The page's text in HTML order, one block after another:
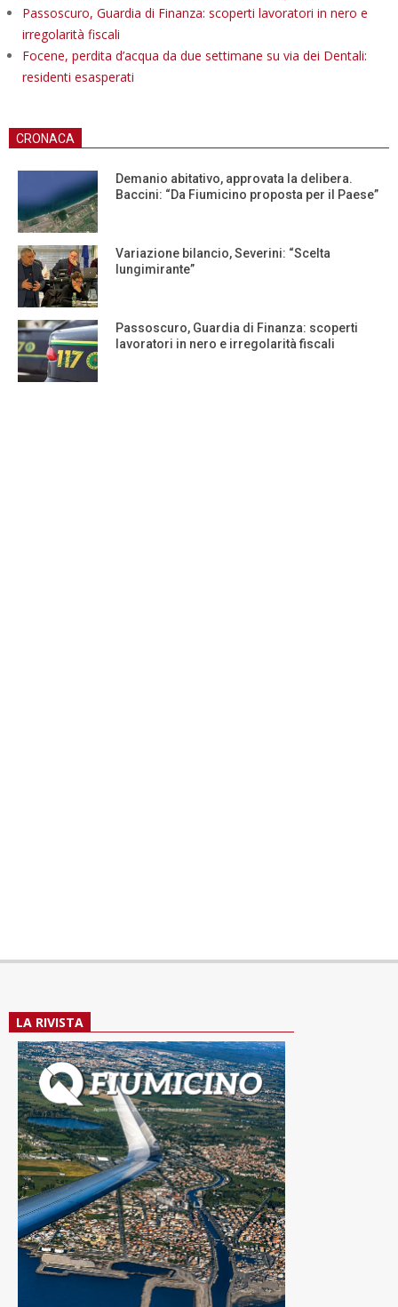
Passoscuro, Guardia di Finanza: scoperti lavoratori in nero e
irregolarità fiscali
Focene, perdita d’acqua da due settimane su via dei Dentali:
residenti esasperati
CRONACA
Demanio abitativo, approvata la delibera.
Baccini: “Da Fiumicino proposta per il Paese”
Variazione bilancio, Severini: “Scelta
lungimirante”
Passoscuro, Guardia di Finanza: scoperti
lavoratori in nero e irregolarità fiscali
LA RIVISTA